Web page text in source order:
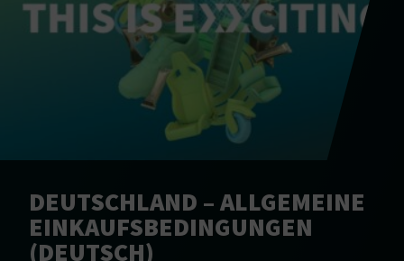
DEUTSCHLAND – ALLGEMEINE
EINKAUFSBEDINGUNGEN
(DEUTSCH)